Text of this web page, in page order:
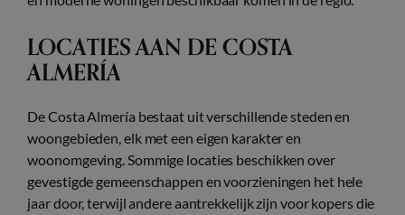
LOCATIES AAN DE COSTA
ALMERÍA
De Costa Almería bestaat uit verschillende steden en
woongebieden, elk met een eigen karakter en
woonomgeving. Sommige locaties beschikken over
gevestigde gemeenschappen en voorzieningen het hele
jaar door, terwijl andere aantrekkelijk zijn voor kopers die